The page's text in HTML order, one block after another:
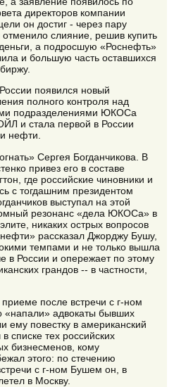
директоров компании
он достиг - через пару
слияние, решив купить
а подросшую «Роснефть»
и большую часть оставшихся
появился новый
полного контроля над
подразделениями ЮКОСа
и стала первой в России
нефти.
Сергея Богданчикова. В
привез его в составе
где российские чиновники и
с тогдашним президентом
выступал на этой
резонанс «дела ЮКОСа» в
никаких острых вопросов
рассказал Джорджу Бушу,
темпами и не только вышла
в России и опережает по этому
грандов -- в частности,
после встречи с г-ном
«напали» адвокаты бывших
повестку в американский
списке тех российских
бизнесменов, кому
этого: по стечению
с г-ном Бушем он, в
в Москву.